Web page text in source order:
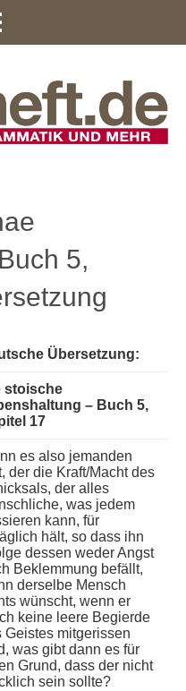
5,
Übersetzung:
stoische
– Buch 5,
17
es also jemanden
der die Kraft/Macht des
der alles
was jedem
kann, für
hält, so dass ihn
dessen weder Angst
Beklemmung befällt,
derselbe Mensch
wünscht, wenn er
keine leere Begierde
Geistes mitgerissen
was gibt dann es für
Grund, dass der nicht
sein sollte?